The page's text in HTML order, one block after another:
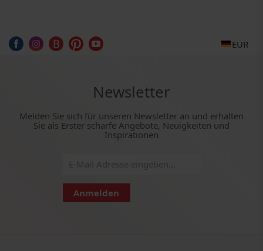
EUR
Newsletter
Melden Sie sich für unseren Newsletter an und erhalten
Sie als Erster scharfe Angebote, Neuigkeiten und
Inspirationen
Anmelden